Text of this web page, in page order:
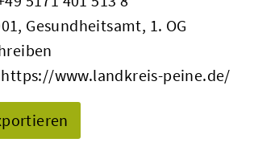
Gesundheitsamt, 1. OG
https://www.landkreis-peine.de/